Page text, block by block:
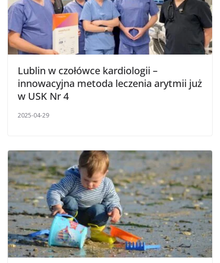
Lublin w czołówce kardiologii –
innowacyjna metoda leczenia arytmii już
w USK Nr 4
2025-04-29